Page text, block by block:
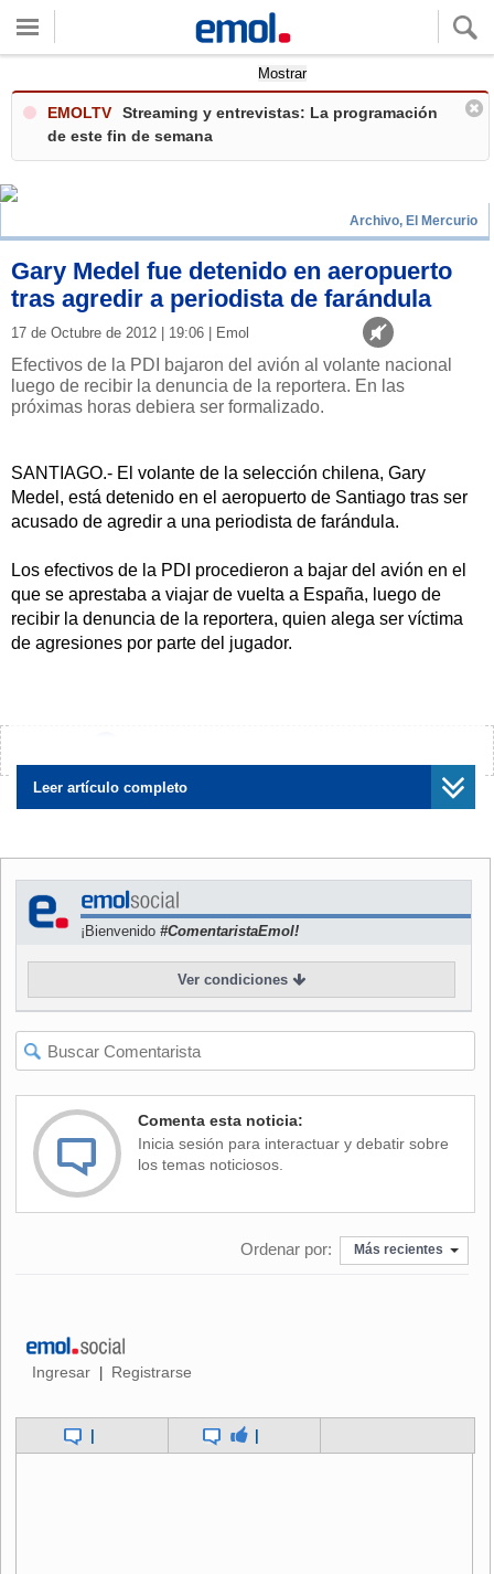
Mostrar
EMOLTV
Streaming y entrevistas: La programación
de este fin de semana
Archivo, El Mercurio
Gary Medel fue detenido en aeropuerto
tras agredir a periodista de farándula
17 de Octubre de 2012 | 19:06 | Emol
Efectivos de la PDI bajaron del avión al volante nacional
luego de recibir la denuncia de la reportera. En las
próximas horas debiera ser formalizado.
SANTIAGO.- El volante de la selección chilena, Gary
Medel, está detenido en el aeropuerto de Santiago tras ser
acusado de agredir a una periodista de farándula.
Los efectivos de la PDI procedieron a bajar del avión en el
que se aprestaba a viajar de vuelta a España, luego de
recibir la denuncia de la reportera, quien alega ser víctima
de agresiones por parte del jugador.
altura del mentón de la cronista, según informa Radio Bío
Bío.
está prestando declaraciones ante la policía uniformada y
que en las próximas horas será detenido y formalizado, por
lo que ya perdió el vuelo.
Por su parte, la profesional está constatando lesiones
debido a la agresión sufrida por el mediocampista del
cuadro español.
Cabe recordar que la última vez que Medel estuvo en Chile,
mantiene con una joven en Sevilla.
Leer artículo completo
¡Bienvenido #ComentaristaEmol!
Ver condiciones
Comenta esta noticia:
Inicia sesión para interactuar y debatir sobre
los temas noticiosos.
Ordenar por: Más recientes
Ingresar Registrarse